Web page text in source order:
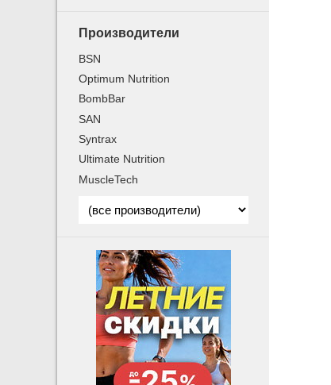
Производители
BSN
Optimum Nutrition
BombBar
SAN
Syntrax
Ultimate Nutrition
MuscleTech